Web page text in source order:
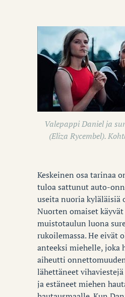
Valepappi Daniel ja
(Eliza Rycembel).
Keskeinen osa tarinaa
tuloa sattunut auto-
useita nuoria kyläläisiä
Nuorten omaiset
muistotaulun luona
rukoilemassa. He eivät
anteeksi miehelle, joka
aiheutti
lähettäneet
ja estäneet miehen